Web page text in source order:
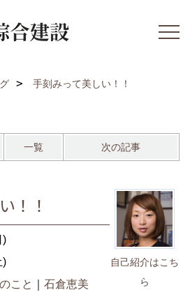
手刻みって美しい！！
一覧 次の記事
自己紹介はこち
ら
！！
)
)
こと 石倉恵美